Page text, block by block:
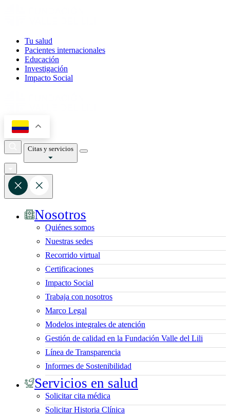
Tu salud
Pacientes internacionales
Educación
Investigación
Impacto Social
Citas y servicios
Nosotros
Quiénes somos
Nuestras sedes
Recorrido virtual
Certificaciones
Impacto Social
Trabaja con nosotros
Marco Legal
Modelos integrales de atención
Gestión de calidad en la Fundación Valle del Lili
Línea de Transparencia
Informes de Sostenibilidad
Servicios en salud
Solicitar cita médica
Solicitar Historia Clínica